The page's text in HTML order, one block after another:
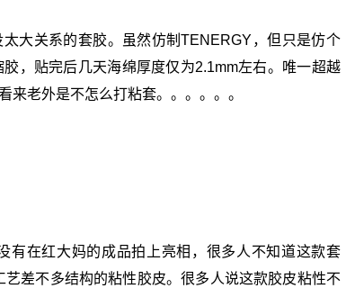
大关系的套胶。虽然仿制TENERGY，但只是仿个
，贴完后几天海绵厚度仅为2.1mm左右。唯一超越
老外是不怎么打粘套。。。。。。
有在红大妈的成品拍上亮相，很多人不知道这款套
差不多结构的粘性胶皮。很多人说这款胶皮粘性不